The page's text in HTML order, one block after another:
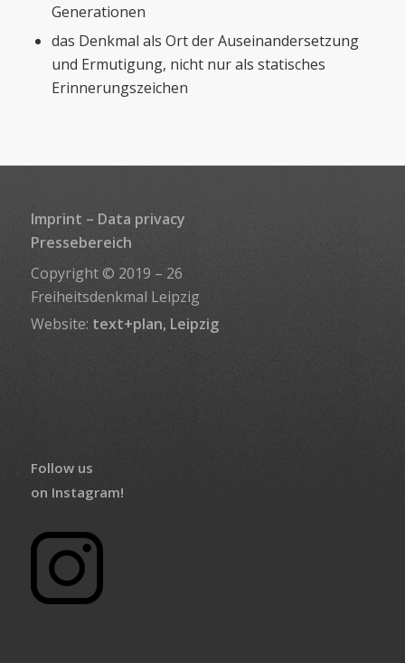
Generationen
das Denkmal als Ort der Auseinandersetzung
und Ermutigung, nicht nur als statisches
Erinnerungszeichen
Imprint – Data privacy
Pressebereich
Copyright © 2019 – 26
Freiheitsdenkmal Leipzig
Website: text+plan, Leipzig
Follow us
on Instagram!